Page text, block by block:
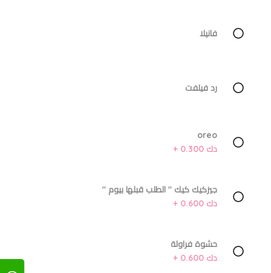
فانيلا
رد فيلفت
oreo
دك 0.300 +
جيزكيك كيك '' الطلب قبلها بيوم ''
دك 0.600 +
حشوة فراولة
دك 0.600 +